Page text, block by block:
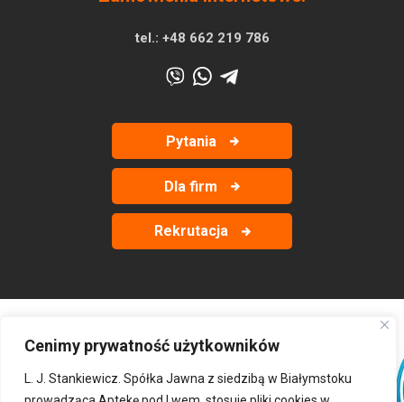
Cenimy prywatność użytkowników
L. J. Stankiewicz. Spółka Jawna z siedzibą w Białymstoku
tel.: +48 662 219 786
Pytania
Dla firm
Rekrutacja
‹